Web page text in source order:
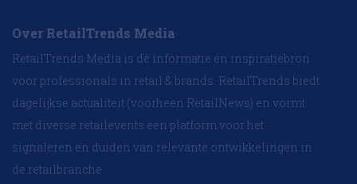
Over RetailTrends Media
RetailTrends Media is dé informatie en inspiratiebron
voor professionals in retail & brands. RetailTrends biedt
dagelijkse actualiteit (voorheen RetailNews) en vormt
met diverse retailevents een platform voor het
signaleren en duiden van relevante ontwikkelingen in
de retailbranche.